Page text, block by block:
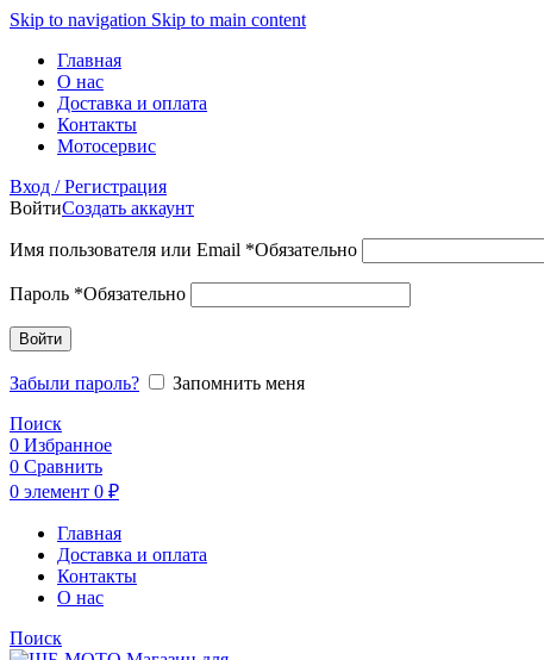
Skip to navigation Skip to main content
Главная
О нас
Доставка и оплата
Контакты
Мотосервис
Вход / Регистрация
ВойтиСоздать аккаунт
Имя пользователя или Email *Обязательно
Пароль *Обязательно
Войти
Забыли пароль?
Запомнить меня
Поиск
0 Избранное
0 Сравнить
0 элемент 0 ₽
Главная
Доставка и оплата
Контакты
О нас
Поиск